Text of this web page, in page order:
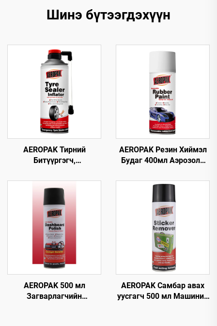
Шинэ бүтээгдэхүүн
AEROPAK Тирний
Битүүргэгч,
Тирний Яаралтай Засвар,
Агааржуулалт Зовхон
Агаарын Компрессортой
Хамт Ашиглах
AEROPAK Резин Хиймэл
Будаг 400мл Аэрозоль
Будаг Дугуй дээр
Ашиглах Зориулалттай
AEROPAK 500 мл
Загварлагчийн
AEROPAK Самбар авах
уусгагч 500 мл Машиний